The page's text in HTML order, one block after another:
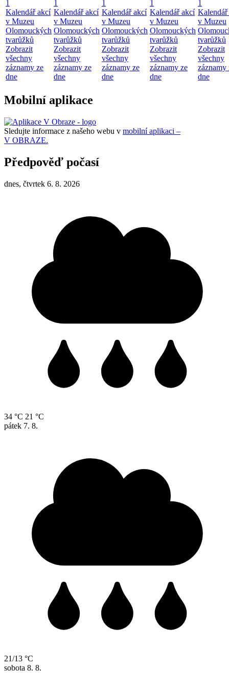
1
Kalendář akcí
v Muzeu
Olomouckých
tvarůžků
Zobrazit
všechny
záznamy ze
dne
1
Kalendář akcí
v Muzeu
Olomouckých
tvarůžků
Zobrazit
všechny
záznamy ze
dne
1
Kalendář akcí
v Muzeu
Olomouckých
tvarůžků
Zobrazit
všechny
záznamy ze
dne
1
Kalendář akcí
v Muzeu
Olomouckých
tvarůžků
Zobrazit
všechny
záznamy ze
dne
1
v Muzeu
tvarůžků
Zobrazit
všechny
záznamy
dne
Mobilní aplikace
Sledujte informace z našeho webu v mobilní aplikaci –
V OBRAZE.
Předpověď počasí
dnes, čtvrtek 6. 8. 2026
34 °C 21 °C
pátek 7. 8.
21/13 °C
sobota 8. 8.